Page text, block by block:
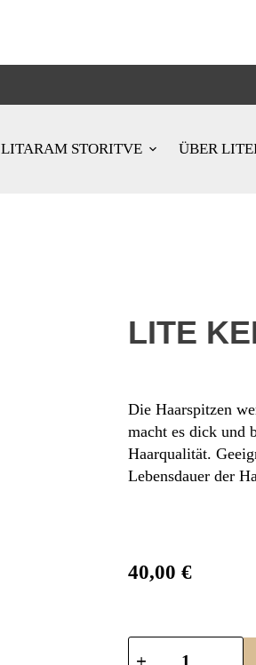
LITARAM STORITVE ÜBER
LITE
Die Haarspitzen
macht es dick und
Haarqualität.
Lebensdauer der
40,00€